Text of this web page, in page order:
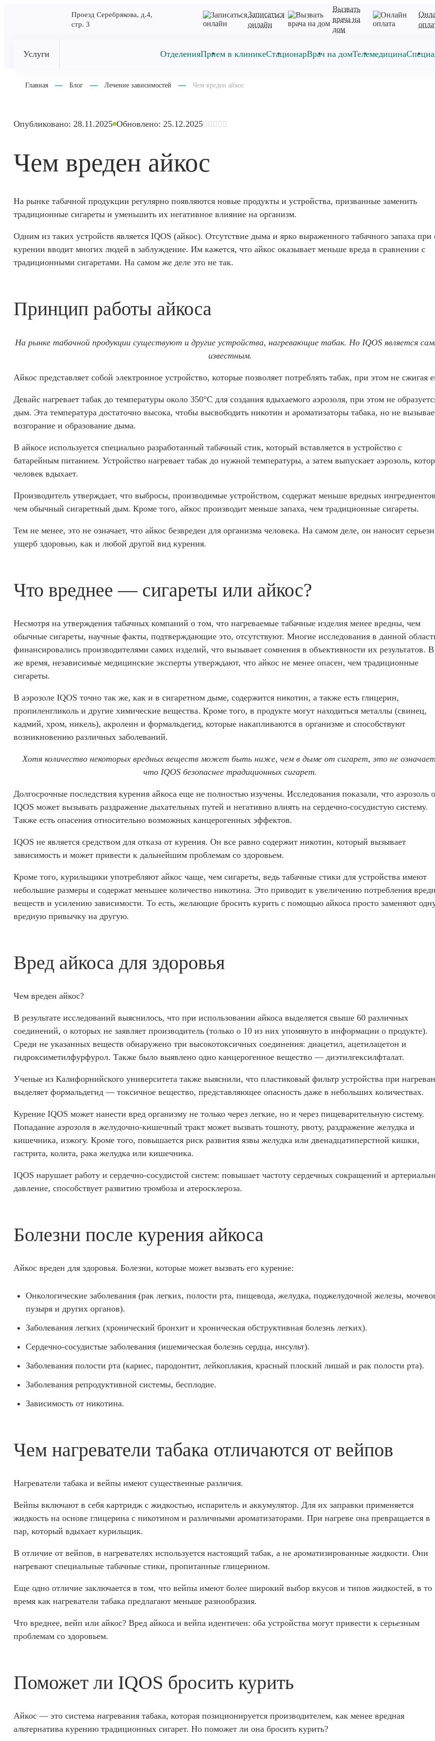
Проезд Серебрякова, д.4,
стр. 3
Записаться
онлайн
Вызвать
врача на
дом
Услуги ОтделенияПрием в клиникеСтационарВрач на домТелемедицина
Главная Блог Лечение зависимостей Чем вреден айкос
Опубликовано: 28.11.2025 Обновлено: 25.12.2025
Чем вреден айкос
На рынке табачной продукции регулярно появляются новые продукты и устройства, призванные заменить
традиционные сигареты и уменьшить их негативное влияние на организм.
Одним из таких устройств является IQOS (айкос). Отсутствие дыма и ярко выраженного табачного запаха при
курении вводит многих людей в заблуждение. Им кажется, что айкос оказывает меньше вреда в сравнении с
традиционными сигаретами. На самом же деле это не так.
Принцип работы айкоса
На рынке табачной продукции существуют и другие устройства, нагревающие табак. Но IQOS является
известным.
Айкос представляет собой электронное устройство, которые позволяет потреблять табак, при этом не сжигая
Девайс нагревает табак до температуры около 350°C для создания вдыхаемого аэрозоля, при этом не
дым. Эта температура достаточно высока, чтобы высвободить никотин и ароматизаторы табака, но не
возгорание и образование дыма.
В айкосе используется специально разработанный табачный стик, который вставляется в устройство с
батарейным питанием. Устройство нагревает табак до нужной температуры, а затем выпускает аэрозоль,
человек вдыхает.
Производитель утверждает, что выбросы, производимые устройством, содержат меньше вредных
чем обычный сигаретный дым. Кроме того, айкос производит меньше запаха, чем традиционные сигареты.
Тем не менее, это не означает, что айкос безвреден для организма человека. На самом деле, он наносит
ущерб здоровью, как и любой другой вид курения.
Что вреднее — сигареты или айкос?
Несмотря на утверждения табачных компаний о том, что нагреваемые табачные изделия менее вредны, чем
обычные сигареты, научные факты, подтверждающие это, отсутствуют. Многие исследования в данной
финансировались производителями самих изделий, что вызывает сомнения в объективности их результатов.
же время, независимые медицинские эксперты утверждают, что айкос не менее опасен, чем традиционные
сигареты.
В аэрозоле IQOS точно так же, как и в сигаретном дыме, содержится никотин, а также есть глицерин,
пропиленгликоль и другие химические вещества. Кроме того, в продукте могут находиться металлы (свинец,
кадмий, хром, никель), акролеин и формальдегид, которые накапливаются в организме и способствуют
возникновению различных заболеваний.
Хотя количество некоторых вредных веществ может быть ниже, чем в дыме от сигарет, это не
что IQOS безопаснее традиционных сигарет.
Долгосрочные последствия курения айкоса еще не полностью изучены. Исследования показали, что аэрозоль
IQOS может вызывать раздражение дыхательных путей и негативно влиять на сердечно-сосудистую систему.
Также есть опасения относительно возможных канцерогенных эффектов.
IQOS не является средством для отказа от курения. Он все равно содержит никотин, который вызывает
зависимость и может привести к дальнейшим проблемам со здоровьем.
Кроме того, курильщики употребляют айкос чаще, чем сигареты, ведь табачные стики для устройства имеют
небольшие размеры и содержат меньшее количество никотина. Это приводит к увеличению потребления
веществ и усилению зависимости. То есть, желающие бросить курить с помощью айкоса просто заменяют
вредную привычку на другую.
Вред айкоса для здоровья
Чем вреден айкос?
В результате исследований выяснилось, что при использовании айкоса выделяется свыше 60 различных
соединений, о которых не заявляет производитель (только о 10 из них упомянуто в информации о продукте).
Среди не указанных веществ обнаружено три высокотоксичных соединения: диацетил, ацетилацетон и
гидроксиметилфурфурол. Также было выявлено одно канцерогенное вещество — диэтилгексилфталат.
Ученые из Калифорнийского университета также выяснили, что пластиковый фильтр устройства при
выделяет формальдегид — токсичное вещество, представляющее опасность даже в небольших количествах.
Курение IQOS может нанести вред организму не только через легкие, но и через пищеварительную систему.
Попадание аэрозоля в желудочно-кишечный тракт может вызвать тошноту, рвоту, раздражение желудка и
кишечника, изжогу. Кроме того, повышается риск развития язвы желудка или двенадцатиперстной кишки,
гастрита, колита, рака желудка или кишечника.
IQOS нарушает работу и сердечно-сосудистой систем: повышает частоту сердечных сокращений и
давление, способствует развитию тромбоза и атеросклероза.
Болезни после курения айкоса
Айкос вреден для здоровья. Болезни, которые может вызвать его курение:
Онкологические заболевания (рак легких, полости рта, пищевода, желудка, поджелудочной железы,
пузыря и других органов).
Заболевания легких (хронический бронхит и хроническая обструктивная болезнь легких).
Сердечно-сосудистые заболевания (ишемическая болезнь сердца, инсульт).
Заболевания полости рта (кариес, пародонтит, лейкоплакия, красный плоский лишай и рак полости рта).
Заболевания репродуктивной системы, бесплодие.
Зависимость от никотина.
Чем нагреватели табака отличаются от вейпов
Нагреватели табака и вейпы имеют существенные различия.
Вейпы включают в себя картридж с жидкостью, испаритель и аккумулятор. Для их заправки применяется
жидкость на основе глицерина с никотином и различными ароматизаторами. При нагреве она превращается в
пар, который вдыхает курильщик.
В отличие от вейпов, в нагревателях используется настоящий табак, а не ароматизированные жидкости. Они
нагревают специальные табачные стики, пропитанные глицерином.
Еще одно отличие заключается в том, что вейпы имеют более широкий выбор вкусов и типов жидкостей, в то
время как нагреватели табака предлагают меньше разнообразия.
Что вреднее, вейп или айкос? Вред айкоса и вейпа идентичен: оба устройства могут привести к серьезным
проблемам со здоровьем.
Поможет ли IQOS бросить курить
Айкос — это система нагревания табака, которая позиционируется производителем, как менее вредная
альтернатива курению традиционных сигарет. Но поможет ли она бросить курить?